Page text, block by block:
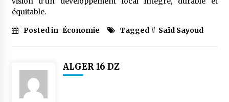
équitable.
Posted in Économie Tagged # Saïd Sayoud
ALGER 16 DZ